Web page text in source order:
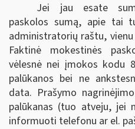
Jei jau esate
paskolos sumą, apie tai
administratorių raštu,
Faktinė mokestinės
vėlesnė nei įmokos kodu
palūkanos bei ne
data. Prašymo
palūkanas (tuo atveju, jei
informuoti telefonu ar el.